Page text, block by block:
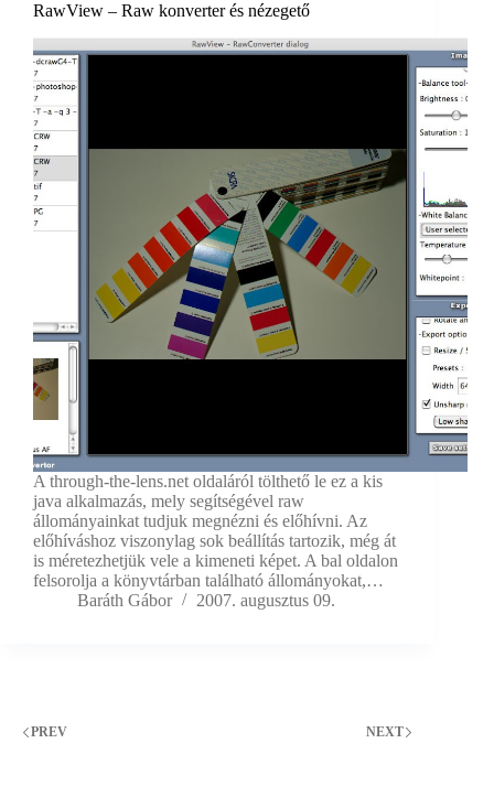
RawView – Raw konverter és nézegető
A through-the-lens.net oldaláról tölthető le ez a kis
java alkalmazás, mely segítségével raw
állományainkat tudjuk megnézni és előhívni. Az
előhíváshoz viszonylag sok beállítás tartozik, még át
is méretezhetjük vele a kimeneti képet. A bal oldalon
felsorolja a könyvtárban található állományokat,…
Baráth Gábor
2007. augusztus 09.
PREV NEXT